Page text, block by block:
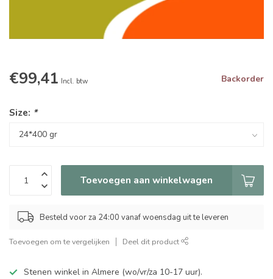
€99,41 Incl. btw Backorder
Size: *
Toevoegen aan winkelwagen
Besteld voor za 24:00 vanaf woensdag uit te leveren
Toevoegen om te vergelijken Deel dit product
Stenen winkel in Almere (wo/vr/za 10-17 uur).